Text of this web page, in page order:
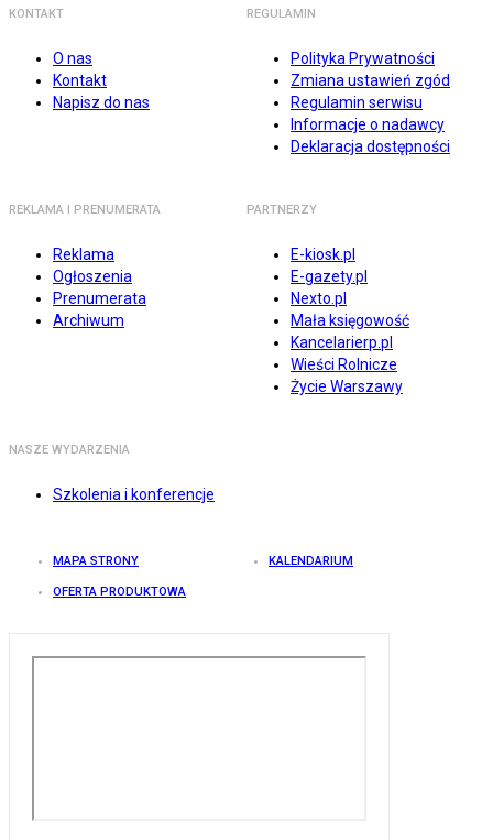
KONTAKT
O nas
Kontakt
Napisz do nas
REGULAMIN
Polityka Prywatności
Zmiana ustawień zgód
Regulamin serwisu
Informacje o nadawcy
Deklaracja dostępności
REKLAMA I PRENUMERATA
Reklama
Ogłoszenia
Prenumerata
Archiwum
PARTNERZY
E-kiosk.pl
E-gazety.pl
Nexto.pl
Mała księgowość
Kancelarierp.pl
Wieści Rolnicze
Życie Warszawy
NASZE WYDARZENIA
Szkolenia i konferencje
MAPA STRONY KALENDARIUM
OFERTA PRODUKTOWA